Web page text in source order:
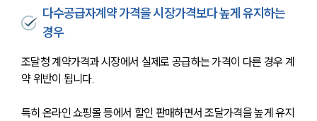
다수공급자계약 가격을 시장가격보다 높게 유지하는
경우
조달청 계약가격과 시장에서 실제로 공급하는 가격이 다른 경우 계
약 위반이 됩니다.
특히 온라인 쇼핑몰 등에서 할인 판매하면서 조달가격을 높게 유지